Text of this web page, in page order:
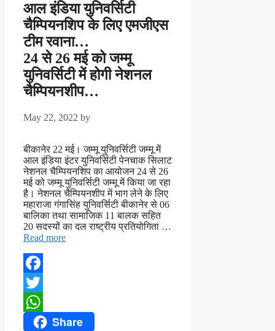
आल इंडिया युनिवर्सिटी
चैम्पियनशिप के लिए एमजीएस
टीम रवाना…
24 से 26 मई को जम्मू
युनिवर्सिटी में होगी नेशनल
चैम्पियनशीप…
May 22, 2022 by
बीकानेर 22 मई। जम्मू युनिवर्सिटी जम्मू में
आल इंडिया इंटर युनिवर्सिटी पेनचाक सिलाट
नेशनल चैम्पियनशिप का आयोजन 24 से 26
मई को जम्मू युनिवर्सिटी जम्मू में किया जा रहा
है। नेशनल चैम्पियनशीप में भाग लेने के लिए
महाराजा गंगासिंह युनिवर्सिटी बीकानेर से 06
बालिका तथा सामाजिक 11 बालक सहित
20 सदस्यों का दल राष्ट्रीय प्रतियोगिता …
Read more
Facebook
Twitter
WhatsAppShare